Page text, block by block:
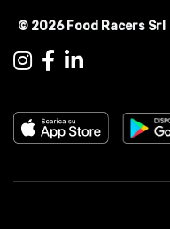
© 2026 Food Racers Srl